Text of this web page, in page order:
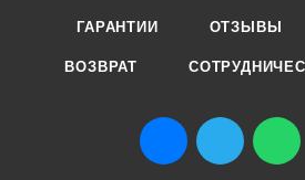
ГАРАНТИИ ОТЗЫВЫ
ВОЗВРАТ